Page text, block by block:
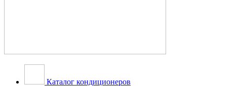
Каталог кондиционеров